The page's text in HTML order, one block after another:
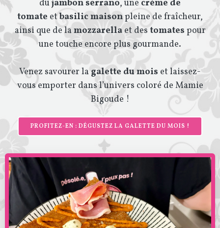
du jambon serrano, une crème de
tomate etbasilic maisonpleine de fraîcheur,
ainsi que de la mozzarellaet des tomates pour
une touche encore plus gourmande.
Venez savourer la galette du mois et laissez-
vous emporter dans l’univers coloré de Mamie
Bigoude !
PROFITEZ-EN : DÉGUSTEZ LA GALETTE DU MOIS !